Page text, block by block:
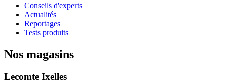
Conseils d'experts
Actualités
Reportages
Tests produits
Nos magasins
Lecomte Ixelles